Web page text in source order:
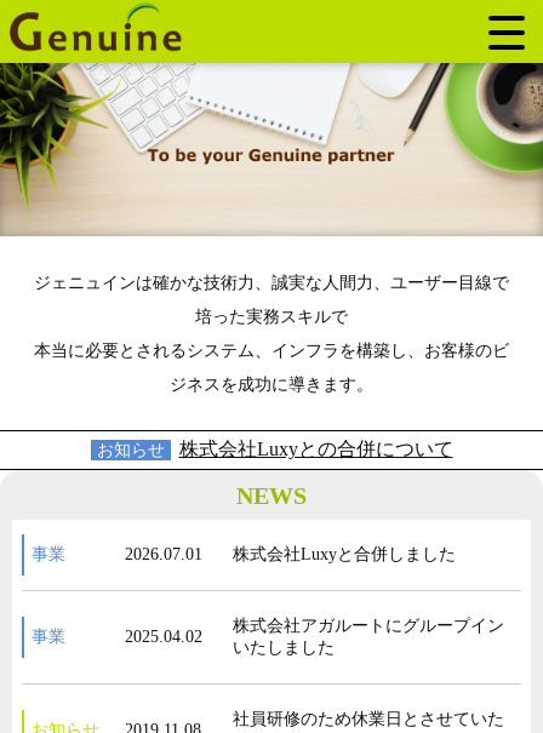
ジェニュインは確かな技術力、誠実な人間力、ユーザー目線で
培った実務スキルで
本当に必要とされるシステム、インフラを構築し、お客様のビ
ジネスを成功に導きます。
お知らせ 株式会社Luxyとの合併について
NEWS
事業 2026.07.01 株式会社Luxyと合併しました
事業 2025.04.02
株式会社アガルートにグループイン
いたしました
社員研修のため休業日とさせていた